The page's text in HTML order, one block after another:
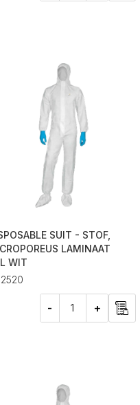
SUIT - STOF,
LAMINAAT
WIT
- +